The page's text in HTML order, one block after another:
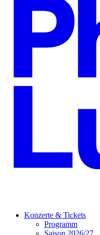
Konzerte & Tickets
Programm
Saison 2026/27